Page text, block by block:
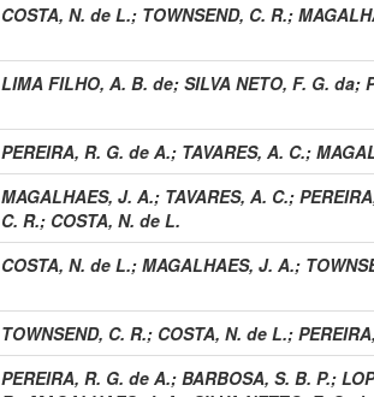
COSTA, N. de L.; TOWNSEND, C. R.;
LIMA FILHO, A. B. de; SILVA NETO, F. G. da;
PEREIRA, R. G. de A.; TAVARES, A. C.;
MAGALHAES, J. A.; TAVARES, A. C.;
C. R.; COSTA, N. de L.
COSTA, N. de L.; MAGALHAES, J. A.;
TOWNSEND, C. R.; COSTA, N. de L.;
PEREIRA, R. G. de A.; BARBOSA, S. B. P.;